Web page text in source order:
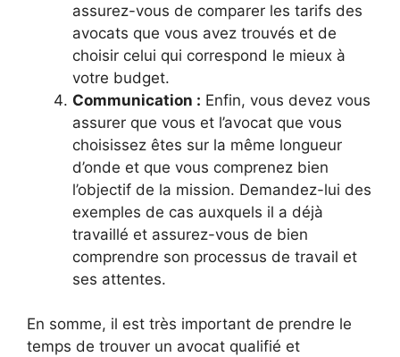
assurez-vous de comparer les tarifs des
avocats que vous avez trouvés et de
choisir celui qui correspond le mieux à
votre budget.
Communication : Enfin, vous devez vous
assurer que vous et l’avocat que vous
choisissez êtes sur la même longueur
d’onde et que vous comprenez bien
l’objectif de la mission. Demandez-lui des
exemples de cas auxquels il a déjà
travaillé et assurez-vous de bien
comprendre son processus de travail et
ses attentes.
En somme, il est très important de prendre le
temps de trouver un avocat qualifié et